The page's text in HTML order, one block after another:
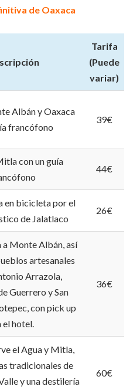
de Oaxaca
Tarifa
(Puede
variar)
Albán y Oaxaca
francófono
39€
con un guía
44€
en bicicleta por el
de Jalatlaco
26€
Monte Albán, así
artesanales
Arrazola,
Guerrero y San
con pick up
el hotel.
36€
el Agua y Mitla,
tradicionales de
y una destilería
60€